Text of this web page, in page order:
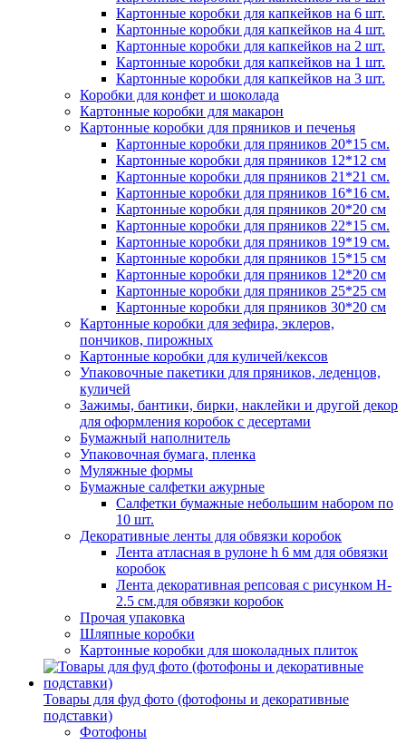
Картонные коробки для капкейков на 6 шт.
Картонные коробки для капкейков на 4 шт.
Картонные коробки для капкейков на 2 шт.
Картонные коробки для капкейков на 1 шт.
Картонные коробки для капкейков на 3 шт.
Коробки для конфет и шоколада
Картонные коробки для макарон
Картонные коробки для пряников и печенья
Картонные коробки для пряников 20*15 см.
Картонные коробки для пряников 12*12 см
Картонные коробки для пряников 21*21 см.
Картонные коробки для пряников 16*16 см.
Картонные коробки для пряников 20*20 см
Картонные коробки для пряников 22*15 см.
Картонные коробки для пряников 19*19 см.
Картонные коробки для пряников 15*15 см
Картонные коробки для пряников 12*20 см
Картонные коробки для пряников 25*25 см
Картонные коробки для пряников 30*20 см
Картонные коробки для зефира, эклеров,
пончиков, пирожных
Картонные коробки для куличей/кексов
Упаковочные пакетики для пряников, леденцов,
куличей
Зажимы, бантики, бирки, наклейки и другой декор
для оформления коробок с десертами
Бумажный наполнитель
Упаковочная бумага, пленка
Муляжные формы
Бумажные салфетки ажурные
Салфетки бумажные небольшим набором по
10 шт.
Декоративные ленты для обвязки коробок
Лента атласная в рулоне h 6 мм для обвязки
коробок
Лента декоративная репсовая с рисунком H-
2.5 см.для обвязки коробок
Прочая упаковка
Шляпные коробки
Картонные коробки для шоколадных плиток
Товары для фуд фото (фотофоны и декоративные
подставки)
Фотофоны